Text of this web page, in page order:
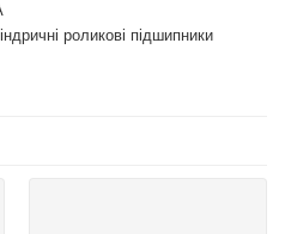
роликові підшипники